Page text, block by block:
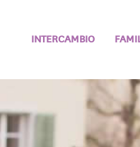
INTERCAMBIO